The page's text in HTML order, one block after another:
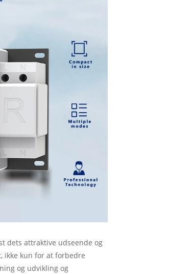
dets attraktive udseende og
ikke kun for at forbedre
og udvikling og